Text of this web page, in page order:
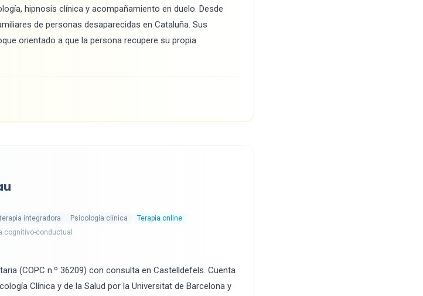
hipnosis clínica y acompañamiento en duelo. Desde
de personas desaparecidas en Cataluña. Sus
orientado a que la persona recupere su propia
integradora Psicología clínica
Terapia online
cognitivo-conductual
(COPC n.º 36209) con consulta en Castelldefels. Cuenta
Clínica y de la Salud por la Universitat de Barcelona y